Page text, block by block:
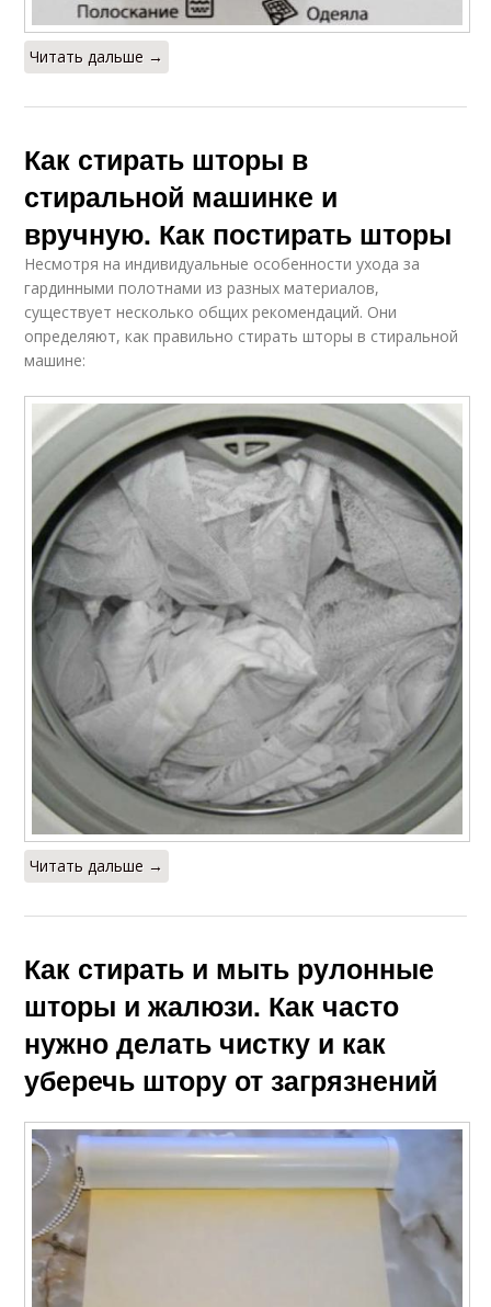
Читать дальше →
Как стирать шторы в
стиральной машинке и
вручную. Как постирать шторы
Несмотря на индивидуальные особенности ухода за
гардинными полотнами из разных материалов,
существует несколько общих рекомендаций. Они
определяют, как правильно стирать шторы в стиральной
машине:
Читать дальше →
Как стирать и мыть рулонные
шторы и жалюзи. Как часто
нужно делать чистку и как
уберечь штору от загрязнений